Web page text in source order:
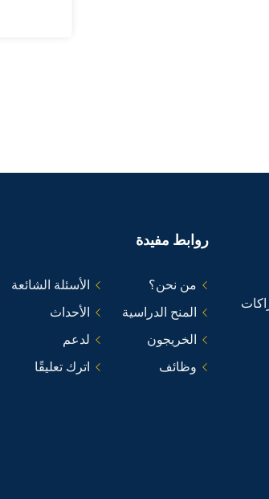
روابط مفيدة
من نحن؟
الأسئلة الشائعة
المنح الدراسية
الأحداث
الخريجون
لدعم
وظائف
اترك تعليقًا